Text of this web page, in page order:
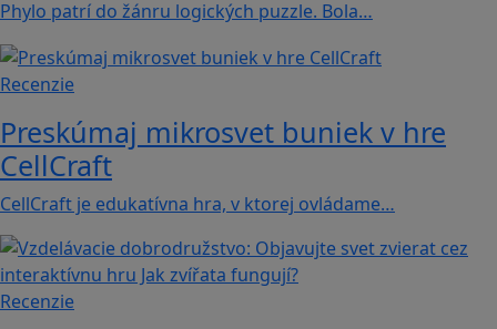
Phylo patrí do žánru logických puzzle. Bola…
Recenzie
Preskúmaj mikrosvet buniek v hre
CellCraft
CellCraft je edukatívna hra, v ktorej ovládame…
Recenzie